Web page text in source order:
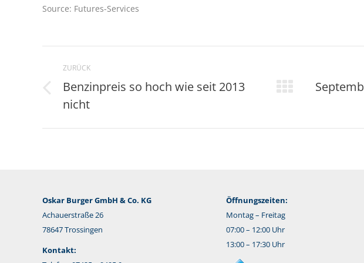
Source: Futures-Services
Kommentarnavigation
ZURÜCK
Vorheriger
Beitrag:
Benzinpreis so hoch wie seit 2013
nicht
Nächster
Oskar Burger GmbH & Co. KG
Achauerstraße 26
78647 Trossingen
Kontakt:
Öffnungszeiten:
Montag – Freitag
07:00 – 12:00 Uhr
13:00 – 17:30 Uhr